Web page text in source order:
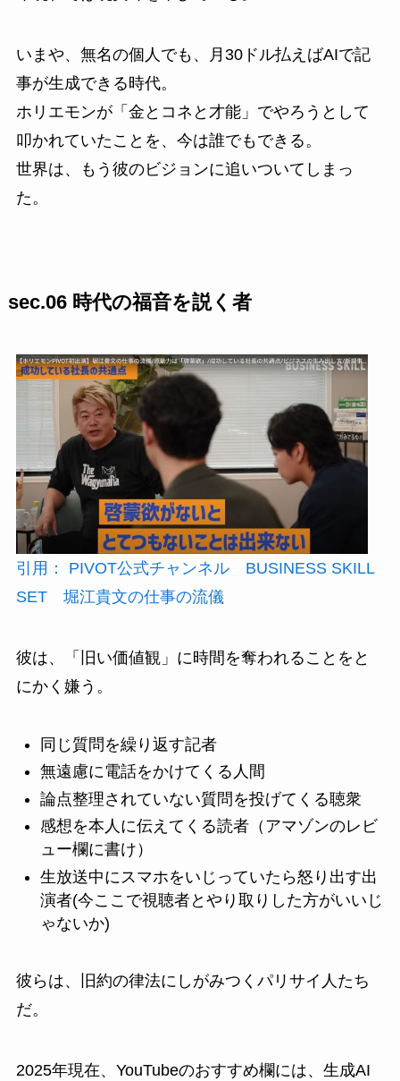
いまや、無名の個人でも、月30ドル払えばAIで記
事が生成できる時代。
ホリエモンが「金とコネと才能」でやろうとして
叩かれていたことを、今は誰でもできる。
世界は、もう彼のビジョンに追いついてしまっ
た。
sec.06 時代の福音を説く者
引用： PIVOT公式チャンネル BUSINESS SKILL
SET 堀江貴文の仕事の流儀
彼は、「旧い価値観」に時間を奪われることをと
にかく嫌う。
同じ質問を繰り返す記者
無遠慮に電話をかけてくる人間
論点整理されていない質問を投げてくる聴衆
感想を本人に伝えてくる読者（アマゾンのレビ
ュー欄に書け）
生放送中にスマホをいじっていたら怒り出す出
演者(今ここで視聴者とやり取りした方がいいじ
ゃないか)
彼らは、旧約の律法にしがみつくパリサイ人たち
だ。
2025年現在、YouTubeのおすすめ欄には、生成AI